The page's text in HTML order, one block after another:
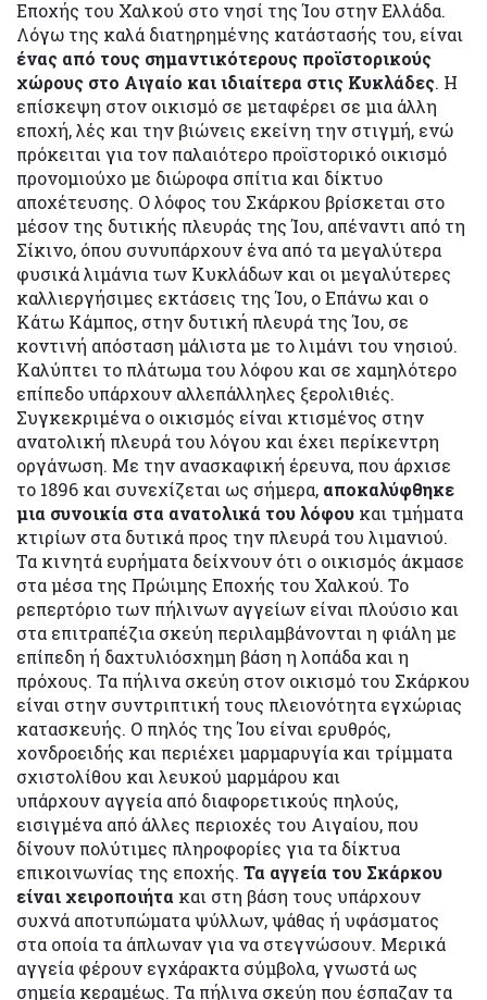
Εποχής του Χαλκού στο νησί της Ίου στην Ελλάδα.
Λόγω της καλά διατηρημένης κατάστασής του, είναι
ένας από τους σημαντικότερους προϊστορικούς
χώρους στο Αιγαίο και ιδιαίτερα στις Κυκλάδες. Η
επίσκεψη στον οικισμό σε μεταφέρει σε μια άλλη
εποχή, λές και την βιώνεις εκείνη την στιγμή, ενώ
πρόκειται για τον παλαιότερο προϊστορικό οικισμό
προνομιούχο με διώροφα σπίτια και δίκτυο
αποχέτευσης. Ο λόφος του Σκάρκου βρίσκεται στο
μέσον της δυτικής πλευράς της Ίου, απέναντι από τη
Σίκινο, όπου συνυπάρχουν ένα από τα μεγαλύτερα
φυσικά λιμάνια των Κυκλάδων και οι μεγαλύτερες
καλλιεργήσιμες εκτάσεις της Ίου, ο Επάνω και ο
Κάτω Κάμπος, στην δυτική πλευρά της Ίου, σε
κοντινή απόσταση μάλιστα με το λιμάνι του νησιού.
Καλύπτει το πλάτωμα του λόφου και σε χαμηλότερο
επίπεδο υπάρχουν αλλεπάλληλες ξερολιθιές.
Συγκεκριμένα ο οικισμός είναι κτισμένος στην
ανατολική πλευρά του λόγου και έχει περίκεντρη
οργάνωση. Με την ανασκαφική έρευνα, που άρχισε
το 1896 και συνεχίζεται ως σήμερα, αποκαλύφθηκε
μια συνοικία στα ανατολικά του λόφου και τμήματα
κτιρίων στα δυτικά προς την πλευρά του λιμανιού.
Τα κινητά ευρήματα δείχνουν ότι ο οικισμός άκμασε
στα μέσα της Πρώιμης Εποχής του Χαλκού. Το
ρεπερτόριο των πήλινων αγγείων είναι πλούσιο και
στα επιτραπέζια σκεύη περιλαμβάνονται η φιάλη με
επίπεδη ή δαχτυλιόσχημη βάση η λοπάδα και η
πρόχους. Τα πήλινα σκεύη στον οικισμό του Σκάρκου
είναι στην συντριπτική τους πλειονότητα εγχώριας
κατασκευής. Ο πηλός της Ίου είναι ερυθρός,
χονδροειδής και περιέχει μαρμαρυγία και τρίμματα
σχιστολίθου και λευκού μαρμάρου και
υπάρχουν αγγεία από διαφορετικούς πηλούς,
εισιγμένα από άλλες περιοχές του Αιγαίου, που
δίνουν πολύτιμες πληροφορίες για τα δίκτυα
επικοινωνίας της εποχής. Τα αγγεία του Σκάρκου
είναι χειροποιήτα και στη βάση τους υπάρχουν
συχνά αποτυπώματα ψύλλων, ψάθας ή υφάσματος
στα οποία τα άπλωναν για να στεγνώσουν. Μερικά
αγγεία φέρουν εγχάρακτα σύμβολα, γνωστά ως
σημεία κεραμέως. Τα πήλινα σκεύη που έσπαζαν τα